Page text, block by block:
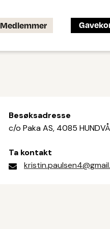
Medlemmer
Besøksadresse
c/o Paka AS, 4085
Ta kontakt